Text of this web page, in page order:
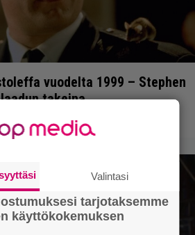
vuodelta 1999 – Stephen
takeina
Valintasi
tarjotaksemme
käyttökokemuksen